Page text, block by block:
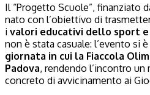
Il “Progetto Scuole”, finanziato
nato con l’obiettivo di
i valori educativi dello sport
non è stata casuale: l’evento si
giornata in cui la Fiaccola
Padova, rendendo l’incontro
concreto di avvicinamento ai